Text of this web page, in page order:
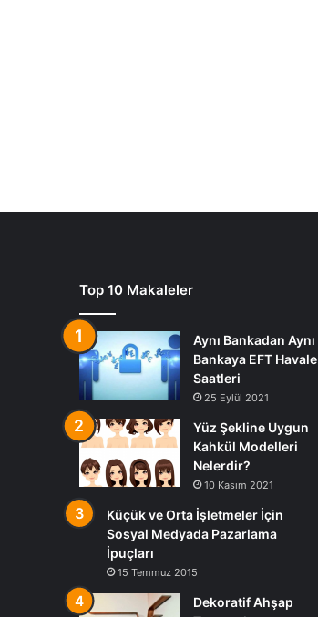
Top 10 Makaleler
Aynı Bankadan Aynı
Bankaya EFT Havale
Saatleri
25 Eylül 2021
Yüz Şekline Uygun
Kahkül Modelleri
Nelerdir?
10 Kasım 2021
Küçük ve Orta İşletmeler İçin
Sosyal Medyada Pazarlama
İpuçları
15 Temmuz 2015
Dekoratif Ahşap